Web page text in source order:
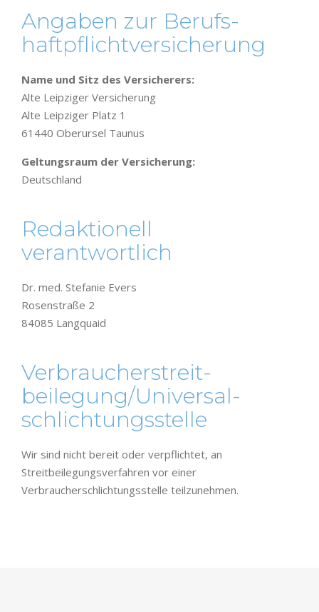
Angaben zur Berufs­
haftpflicht­versicherung
Name und Sitz des Versicherers:
Alte Leipziger Versicherung
Alte Leipziger Platz 1
61440 Oberursel Taunus
Geltungsraum der Versicherung:
Deutschland
Redaktionell
verantwortlich
Dr. med. Stefanie Evers
Rosenstraße 2
84085 Langquaid
Verbraucher­streit­
beilegung/Universal­
schlichtungs­stelle
Wir sind nicht bereit oder verpflichtet, an
Streitbeilegungsverfahren vor einer
Verbraucherschlichtungsstelle teilzunehmen.